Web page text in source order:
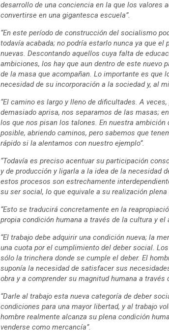
desarrollo de una conciencia en la que los valores
convertirse en una gigantesca escuela”.
“En este período de construcción del socialismo
todavía acabada; no podría estarlo nunca ya que
nuevas. Descontando aquellos cuya falta de
ambiciones, los hay que aun dentro de este nuevo
de la masa que acompañan. Lo importante es que
necesidad de su incorporación a la sociedad y, al
“El camino es largo y lleno de dificultades. A
demasiado aprisa, nos separamos de las masas;
los que nos pisan los talones. En nuestra
posible, abriendo caminos, pero sabemos que
rápido si la alentamos con nuestro ejemplo”.
“Todavía es preciso acentuar su participación
y de producción y ligarla a la idea de la necesidad
estos procesos son estrechamente
su ser social, lo que equivale a su realización
“Esto se traducirá concretamente en la
propia condición humana a través de la cultura y el
“El trabajo debe adquirir una condición nueva; la
una cuota por el cumplimiento del deber social.
sólo la trinchera donde se cumple el deber. El
suponía la necesidad de satisfacer sus
obra y a comprender su magnitud humana a través
“Darle al trabajo esta nueva categoría de deber
condiciones para una mayor libertad, y al trabajo
hombre realmente alcanza su plena condición
venderse como mercancía”.